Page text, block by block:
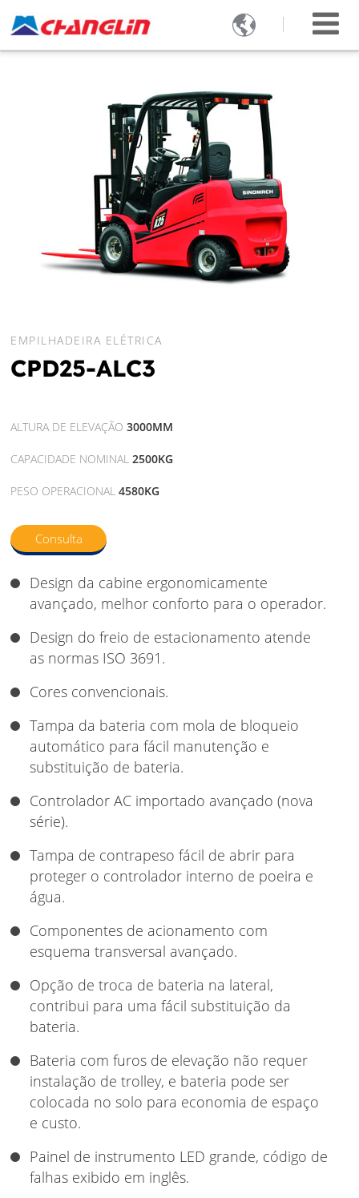

EMPILHADEIRA ELÉTRICA
CPD25-ALC3
ALTURA DE ELEVAÇÃO3000MM
CAPACIDADE NOMINAL2500KG
PESO OPERACIONAL4580KG
Consulta
Design da cabine ergonomicamente
avançado, melhor conforto para o operador.
Design do freio de estacionamento atende
as normas ISO 3691.
Cores convencionais.
Tampa da bateria com mola de bloqueio
automático para fácil manutenção e
substituição de bateria.
Controlador AC importado avançado (nova
série).
Tampa de contrapeso fácil de abrir para
proteger o controlador interno de poeira e
água.
Componentes de acionamento com
esquema transversal avançado.
Opção de troca de bateria na lateral,
contribui para uma fácil substituição da
bateria.
Bateria com furos de elevação não requer
instalação de trolley, e bateria pode ser
colocada no solo para economia de espaço
e custo.
Painel de instrumento LED grande, código de
falhas exibido em inglês.